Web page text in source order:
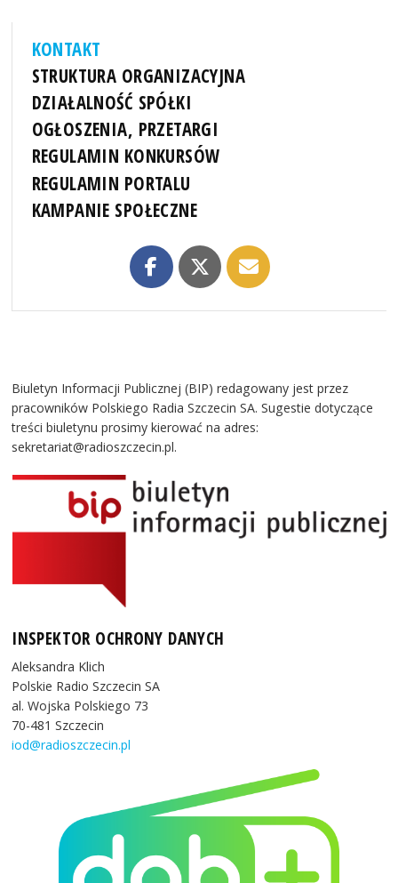
KONTAKT
STRUKTURA ORGANIZACYJNA
DZIAŁALNOŚĆ SPÓŁKI
OGŁOSZENIA, PRZETARGI
REGULAMIN KONKURSÓW
REGULAMIN PORTALU
KAMPANIE SPOŁECZNE
Biuletyn Informacji Publicznej (BIP) redagowany jest przez
pracowników Polskiego Radia Szczecin SA. Sugestie dotyczące
treści biuletynu prosimy kierować na adres:
sekretariat@radioszczecin.pl.
INSPEKTOR OCHRONY DANYCH
Aleksandra Klich
Polskie Radio Szczecin SA
al. Wojska Polskiego 73
70-481 Szczecin
iod@radioszczecin.pl